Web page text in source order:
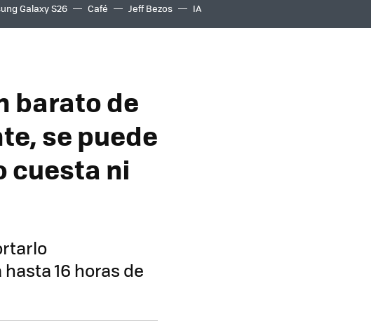
Galaxy S26 Café Jeff Bezos IA
barato de
se puede
cuesta ni
16 horas de